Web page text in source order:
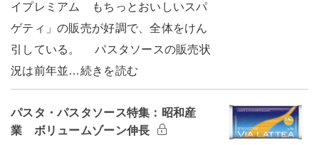
イプレミアム もちっとおいしいスパ
ゲティ」の販売が好調で、全体をけん
引している。 パスタソースの販売状
況は前年並…続きを読む
パスタ・パスタソース特集：昭和産
業 ボリュームゾーン伸長